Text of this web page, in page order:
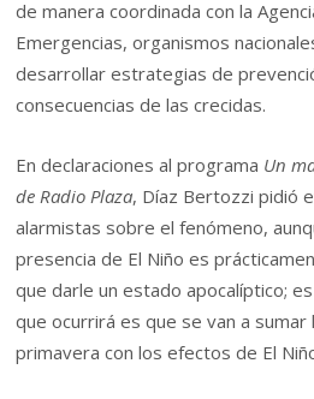
de manera coordinada con la
Emergencias, organismos
desarrollar estrategias de
consecuencias de las crecidas.
En declaraciones al programa Un
de Radio Plaza, Díaz Bertozzi pidió
alarmistas sobre el fenómeno,
presencia de El Niño es
que darle un estado apocalíptico;
que ocurrirá es que se van a sumar
primavera con los efectos de El